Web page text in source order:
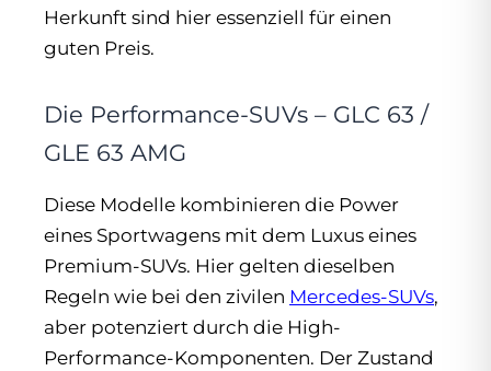
Herkunft sind hier essenziell für einen
guten Preis.
Die Performance-SUVs – GLC 63 /
GLE 63 AMG
Diese Modelle kombinieren die Power
eines Sportwagens mit dem Luxus eines
Premium-SUVs. Hier gelten dieselben
Regeln wie bei den zivilen Mercedes-SUVs,
aber potenziert durch die High-
Performance-Komponenten. Der Zustand